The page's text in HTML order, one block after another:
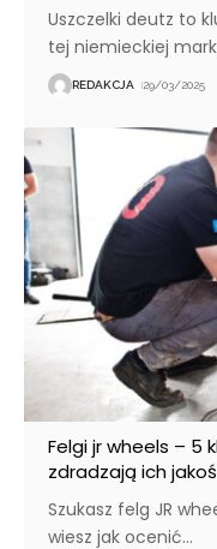
Uszczelki deutz to
tej niemieckiej
REDAKCJA 29/03/2025
Felgi jr wheels – 5
zdradzają ich
Szukasz felg JR
wiesz jak ocenić…